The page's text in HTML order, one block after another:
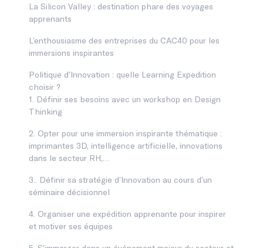
La Silicon Valley : destination phare des voyages
apprenants
L’enthousiasme des entreprises du CAC40 pour les
immersions inspirantes
Politique d’Innovation : quelle Learning Expedition
choisir ?
1. Définir ses besoins avec un workshop en Design
Thinking
2. Opter pour une immersion inspirante thématique :
imprimantes 3D, intelligence artificielle, innovations
dans le secteur RH,…
3.. Définir sa stratégie d’Innovation au cours d’un
séminaire décisionnel
4. Organiser une expédition apprenante pour inspirer
et motiver ses équipes